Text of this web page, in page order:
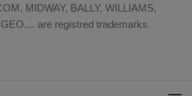
MIDWAY, BALLY, WILLIAMS,
are registred trademarks.